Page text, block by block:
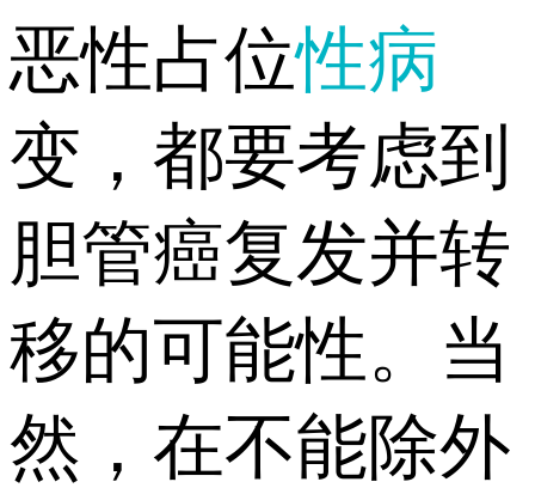
恶性占位性病
变，都要考虑到
胆管癌复发并转
移的可能性。当
然，在不能除外